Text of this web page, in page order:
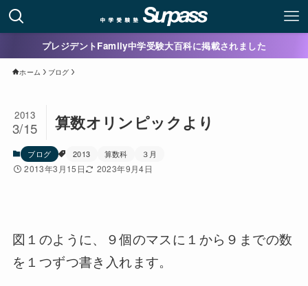
プレジデントFamily中学受験大百科に掲載されました
ホーム ブログ
算数オリンピックより
2013
3/15
ブログ 2013 算数科 ３月
2013年3月15日 2023年9月4日
図１のように、９個のマスに１から９までの数
を１つずつ書き入れます。